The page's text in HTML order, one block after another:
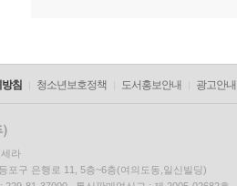
침 청소년보호정책 도서홍보안내 광고안내
라
포구 은행로 11, 5층~6층(여의도동,일신빌딩)